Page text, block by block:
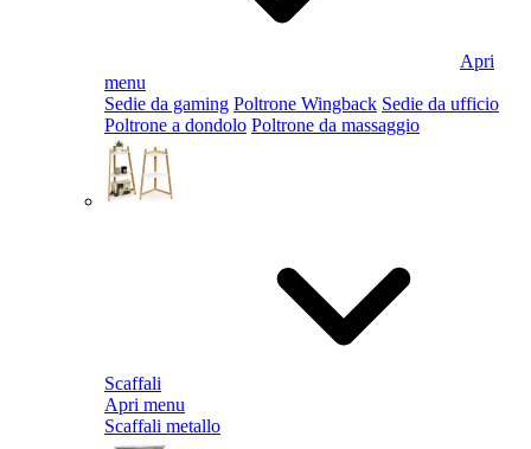
Apri
menu
Sedie da gaming Poltrone Wingback Sedie da ufficio
Poltrone a dondolo Poltrone da massaggio
Scaffali
Apri menu
Scaffali metallo